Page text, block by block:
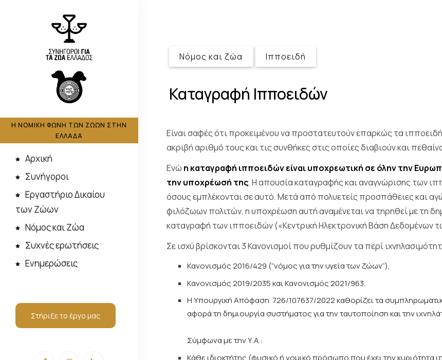
Η ΝΟΜΙΚΗ ΦΩΝΗ ΤΩΝ ΖΩΩΝ ΣΤΗΝ
ΕΛΛΑΔΑ
Αρχική
Συνήγοροι
Εργαστήριο Δικαίου
των Ζώων
Νόμος και Ζώα
Συχνές ερωτήσεις
Ενημερώσεις
Στήριξε το έργο μας
Νόμος και ζώα Ιπποειδή
Καταγραφή Ιπποειδών
Είναι σαφές ότι προκειμένου να προστατευτούν επαρκώς τα
ακριβή αριθμό τους και τις συνθήκες στις οποίες διαβιούν και
Ενώ η καταγραφή ιπποειδών είναι υποχρεωτική σε όλην την
την υποχρέωσή της. H απουσία καταγραφής και αναγνώρισης των
όσους εμπλέκονται σε αυτό. Μετά από πολυετείς προσπάθειες και
φιλόζωων πολιτών, η υποχρέωση αυτή αναμένεται να τηρηθεί με τη
καταγραφή των ιπποειδών («Κεντρική Ηλεκτρονική Βάση Δεδομένων
Σε ισχύ βρίσκονται 3 Κανονισμοί που ρυθμίζουν τα περί
Κανονισμός 2016/429 (“νόμος για την υγεία των ζώων”),
Κανονισμός 2019/2035 και Κανονισμός 2021/963.
Η Υπουργική Απόφαση 726/107637/2022 καθορίζει τα
αφορά τη δημιουργία συστήματος για την ταυτοποίηση και την
Σύμφωνα με την Υ.Α.:
Κάθε ιδιοκτήτης (φυσικό ή νομικό πρόσωπο που έχει την